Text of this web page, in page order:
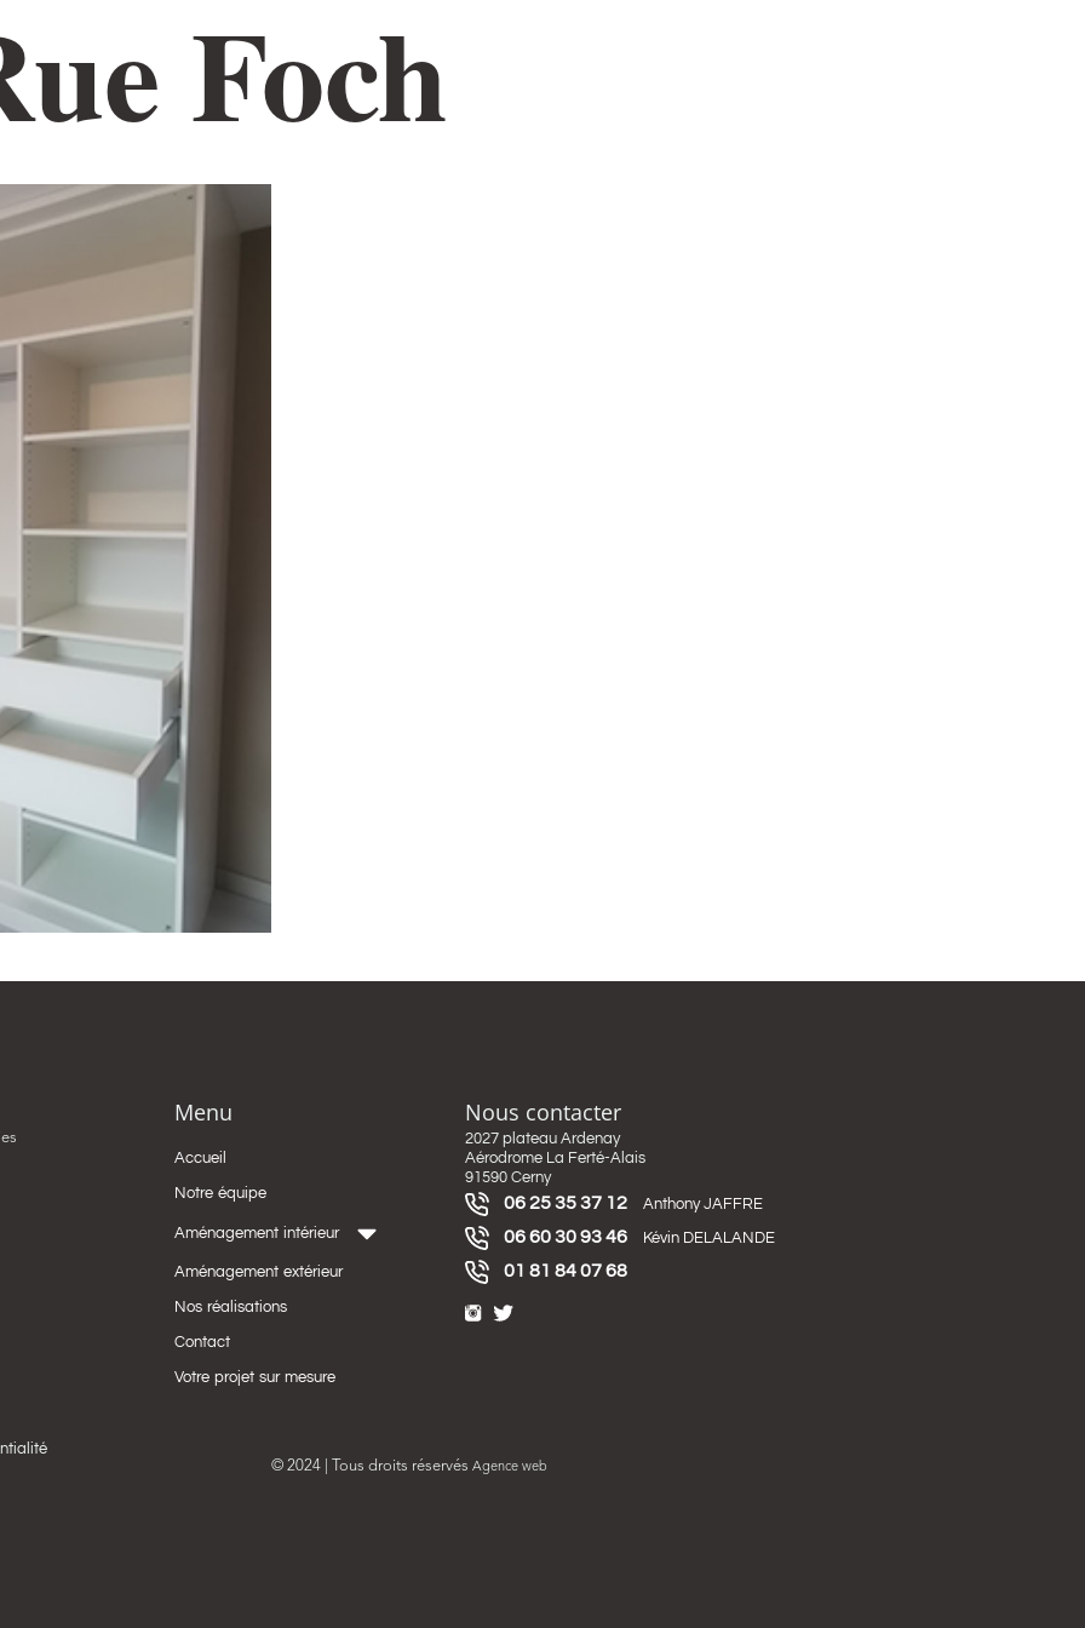
Foch
Menu
Accueil
Notre équipe
Aménagement intérieur
Aménagement extérieur
Nos réalisations
Contact
Votre projet sur mesure
Nous contacter
2027 plateau Ardenay
Aérodrome La Ferté-Alais
91590 Cerny
06 25 35 37 12 Anthony JAFFRE
06 60 30 93 46 Kévin DELALANDE
01 81 84 07 68
© 2024 | Tous droits réservés Agence web